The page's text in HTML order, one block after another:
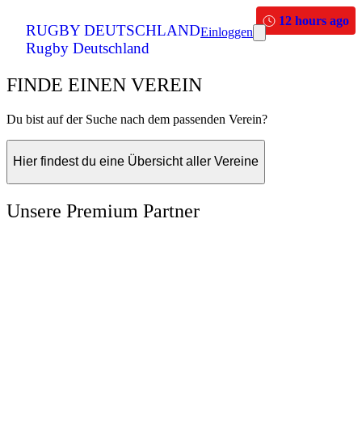
RUGBY DEUTSCHLAND
Rugby Deutschland
Einloggen
FINDE EINEN VEREIN
Du bist auf der Suche nach dem passenden Verein?
Hier findest du eine Übersicht aller Vereine
Unsere Premium Partner
12 hours ago